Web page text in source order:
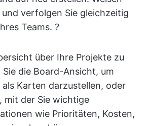
und verfolgen Sie gleichzeitig
Teams. ?
über Ihre Projekte zu
die Board-Ansicht, um
als Karten darzustellen, oder
mit der Sie wichtige
wie Prioritäten, Kosten,